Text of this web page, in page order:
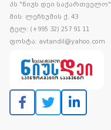
პს "ნიუს დეი საქართველო"
მის: ლეჩხუმის ქ. 43
ტელ: (+995 32) 257 91 11
ფოსტა: avtandil@yahoo.com